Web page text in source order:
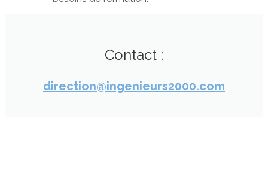
Contact :
direction@ingenieurs2000.com